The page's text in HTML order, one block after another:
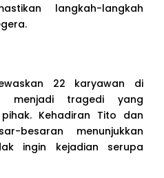
langkah-langkah
22 karyawan di
menjadi tragedi yang
Kehadiran Tito dan
besaran menunjukkan
ingin kejadian serupa